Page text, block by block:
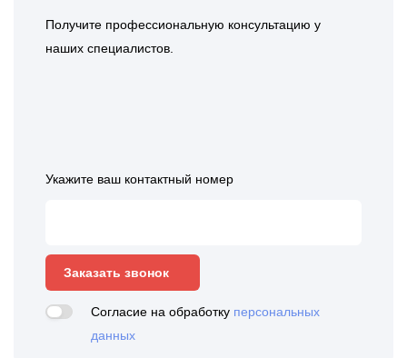
Получите профессиональную консультацию у
наших специалистов.
Укажите ваш контактный номер
Заказать звонок
Согласие на обработку персональных
данных